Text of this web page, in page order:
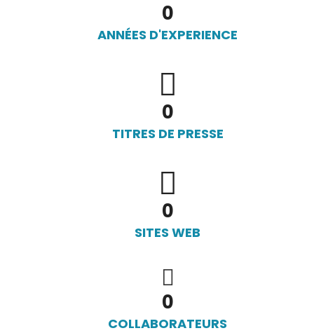
0
ANNÉES D'EXPERIENCE
0
TITRES DE PRESSE
0
SITES WEB
0
COLLABORATEURS